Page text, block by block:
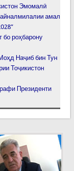
Эмомалӣ
амал
бо роҳбарону
Наҷиб бин Тун
Тоҷикистон
Президенти